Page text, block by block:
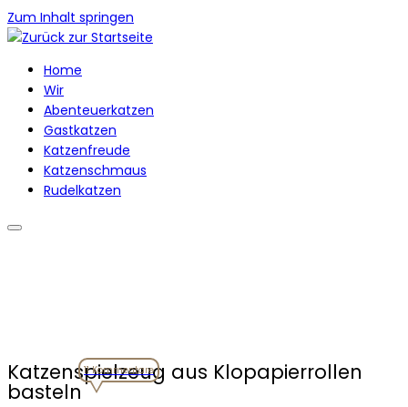
Zum Inhalt springen
Home
Wir
Abenteuerkatzen
Gastkatzen
Katzenfreude
Katzenschmaus
Rudelkatzen
Katzenspielzeug aus Klopapierrollen
basteln
11 Kommentare